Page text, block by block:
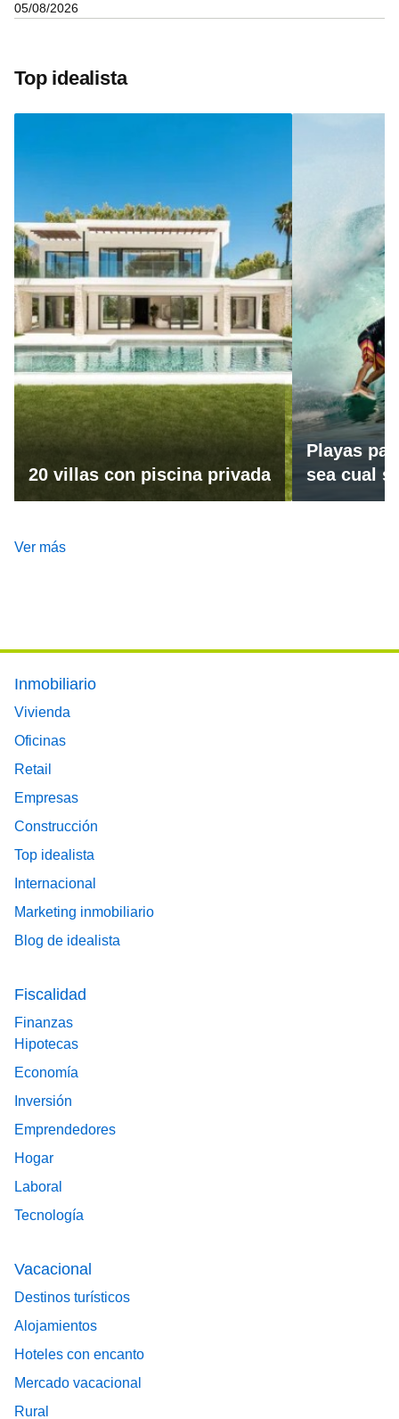
05/08/2026
Top idealista
20 villas con piscina privada
Playas
sea cual
Ver más
Footer main menu
Inmobiliario
Vivienda
Oficinas
Retail
Empresas
Construcción
Top idealista
Internacional
Marketing inmobiliario
Blog de idealista
Fiscalidad
Finanzas
Hipotecas
Economía
Inversión
Emprendedores
Hogar
Laboral
Tecnología
Vacacional
Destinos turísticos
Alojamientos
Hoteles con encanto
Mercado vacacional
Rural